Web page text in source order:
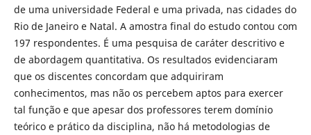
de uma universidade Federal e uma privada, nas cidades do
Rio de Janeiro e Natal. A amostra final do estudo contou com
197 respondentes. É uma pesquisa de caráter descritivo e
de abordagem quantitativa. Os resultados evidenciaram
que os discentes concordam que adquiriram
conhecimentos, mas não os percebem aptos para exercer
tal função e que apesar dos professores terem domínio
teórico e prático da disciplina, não há metodologias de